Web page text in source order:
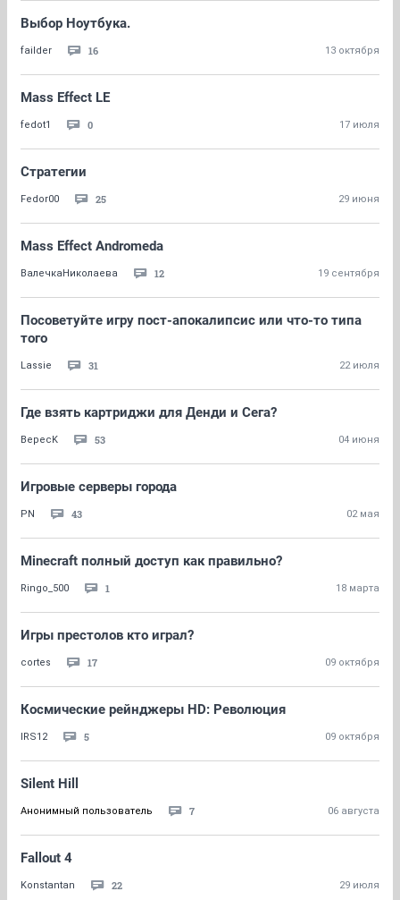
Выбор Ноутбука.
failder 16 13 октября
Mass Effect LE
fedot1 0 17 июля
Стратегии
Fedor00 25 29 июня
Mass Effect Andromeda
ВалечкаНиколаева 12 19 сентября
Посоветуйте игру пост-апокалипсис или что-то типа
того
Lassie 31 22 июля
Где взять картриджи для Денди и Сега?
BepecK 53 04 июня
Игровые серверы города
PN 43 02 мая
Minecraft полный доступ как правильно?
Ringo_500 1 18 марта
Игры престолов кто играл?
cortes 17 09 октября
Космические рейнджеры HD: Революция
IRS12 5 09 октября
Silent Hill
Анонимный пользователь 7 06 августа
Fallout 4
Konstantan 22 29 июля